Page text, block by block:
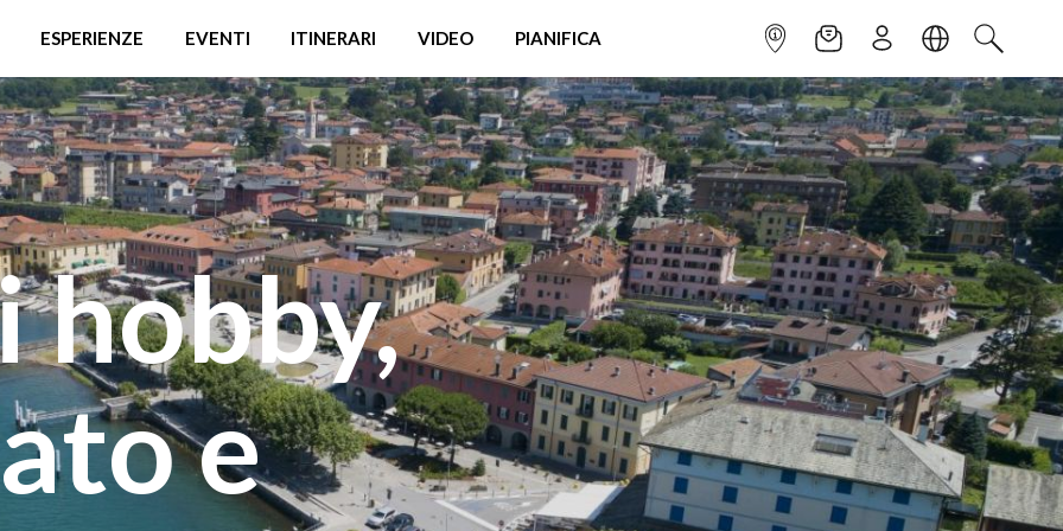
ESPERIENZE EVENTI ITINERARI VIDEO PIANIFICA INFOPOINTNEWSLETTER
ISCRIVITILINGUACERCA
e